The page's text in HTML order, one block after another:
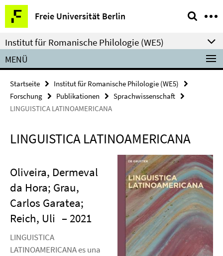
Springe
direkt
zu
Inhalt
Freie Universität Berlin
Service-
Navigation
Institut für Romanische Philologie (WE5)
MENÜ
Startseite
Institut für Romanische Philologie (WE5)
Forschung
Publikationen
Sprachwissenschaft
LINGUISTICA LATINOAMERICANA
LINGUISTICA LATINOAMERICANA
Oliveira, Dermeval
da Hora; Grau,
Carlos Garatea;
Reich, Uli – 2021
LINGUISTICA
LATINOAMERICANA es una